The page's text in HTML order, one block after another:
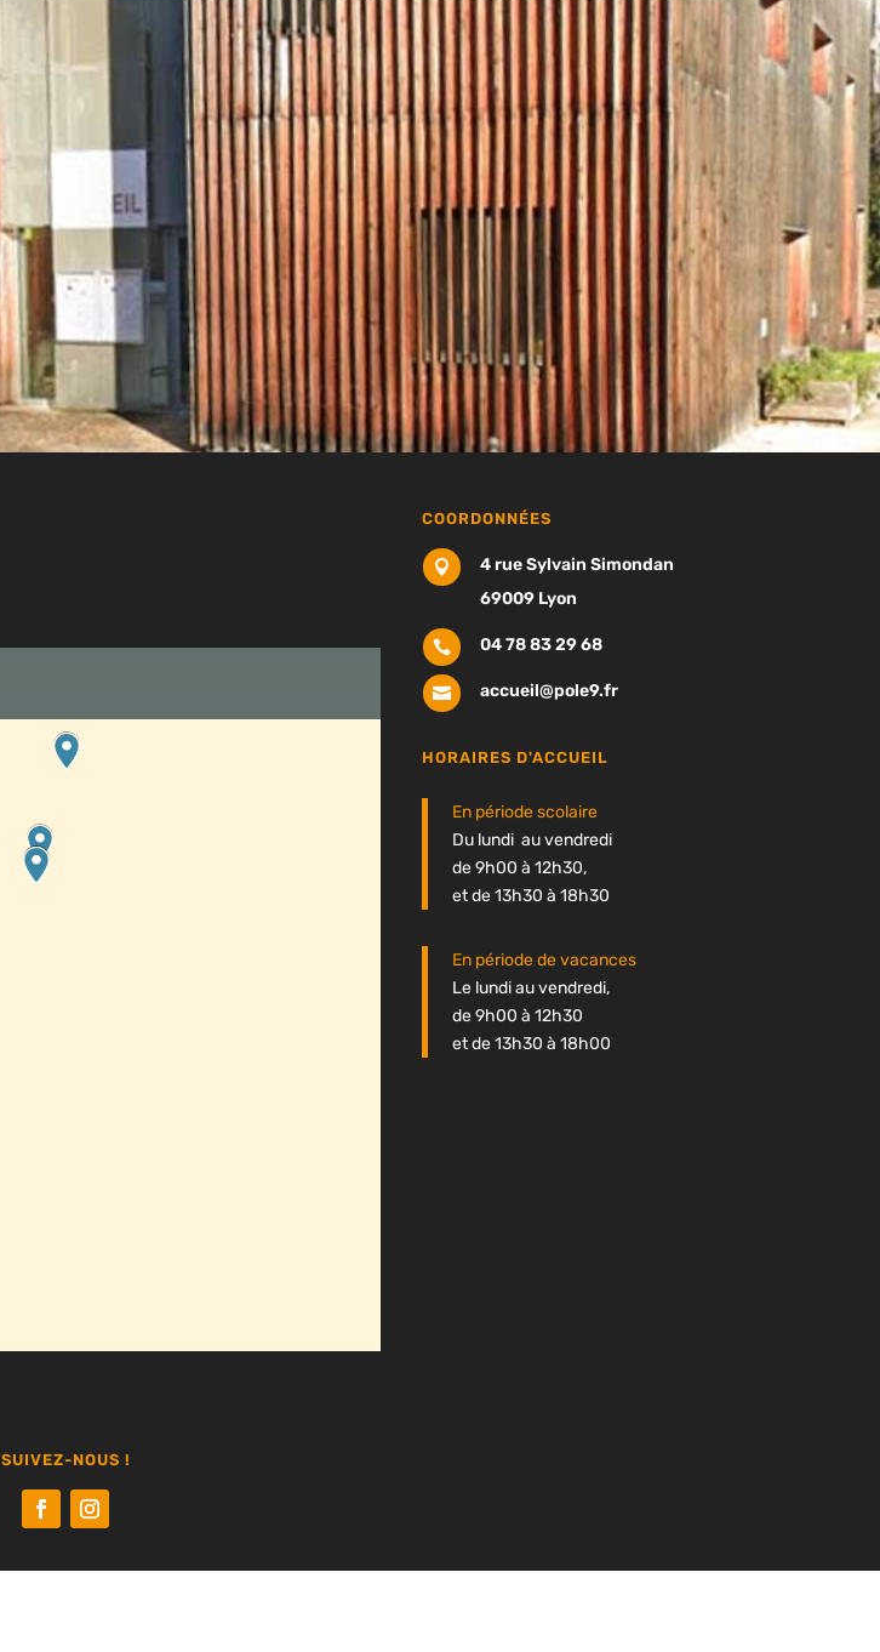
COORDONNÉES

4 rue Sylvain Simondan
69009 Lyon
 04 78 83 29 68
 accueil@pole9.fr
HORAIRES D'ACCUEIL
En période scolaire
Du lundi au vendredi
de 9h00 à 12h30,
et de 13h30 à 18h30
En période de vacances
Le lundi au vendredi,
de 9h00 à 12h30
et de 13h30 à 18h00
SUIVEZ-NOUS !